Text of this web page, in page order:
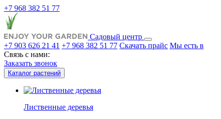
+7 968 382 51 77
Садовый центр
+7 903 626 21 41 +7 968 382 51 77 Скачать прайс Мы есть в
Связь с нами:
Заказать звонок
Каталог растений
Лиственные деревья